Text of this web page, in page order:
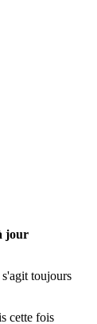
jour
toujours
cette fois